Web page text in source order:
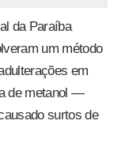
da Paraíba
um método
em
de metanol —
surtos de